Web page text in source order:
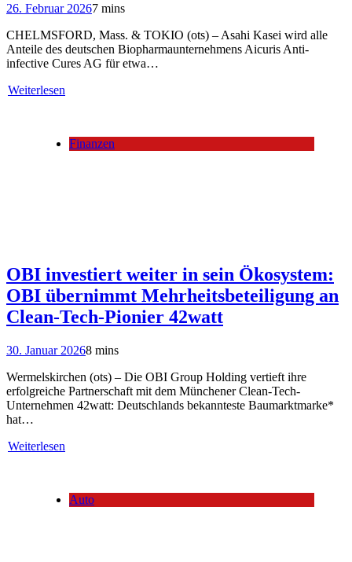
26. Februar 20267 mins
CHELMSFORD, Mass. & TOKIO (ots) – Asahi Kasei wird alle
Anteile des deutschen Biopharmaunternehmens Aicuris Anti-
infective Cures AG für etwa…
Weiterlesen
Finanzen
OBI investiert weiter in sein Ökosystem:
OBI übernimmt Mehrheitsbeteiligung an
Clean-Tech-Pionier 42watt
30. Januar 20268 mins
Wermelskirchen (ots) – Die OBI Group Holding vertieft ihre
erfolgreiche Partnerschaft mit dem Münchener Clean-Tech-
Unternehmen 42watt: Deutschlands bekannteste Baumarktmarke*
hat…
Weiterlesen
Auto